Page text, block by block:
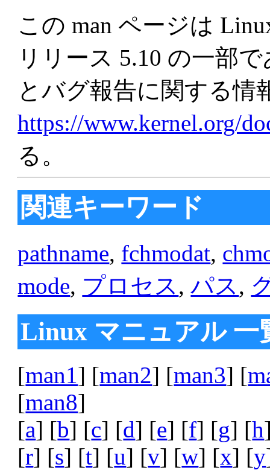
この man ページは
リリース 5.10 の一部
とバグ報告に関する情
https://www.kernel.org/
る。
関連キーワード
pathname, fchmodat,
mode, プロセス,パス,
Linux マニュアル 一
[man1] [man2] [man3] [
[man8]
[a] [b] [c] [d] [e] [f] [g] [h
[r] [s] [t] [u] [v] [w] [x] [y